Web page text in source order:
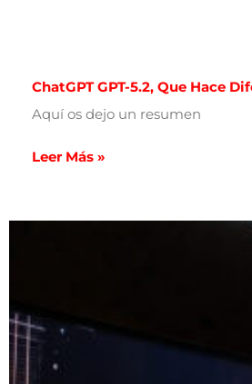
ChatGPT GPT-5.2, Que Hace
Aquí os dejo un resumen
Leer Más »